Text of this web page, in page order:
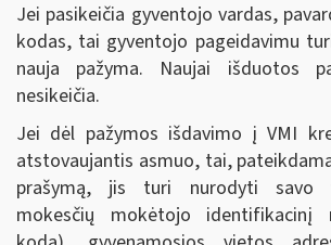
Jei pasikeičia gyventojo vardas,
kodas, tai gyventojo pageidavimu
nauja pažyma. Naujai išduotos
nesikeičia.
Jei dėl pažymos išdavimo į VMI
atstovaujantis asmuo, tai,
prašymą, jis turi nurodyti savo
mokesčių mokėtojo identifikacinį